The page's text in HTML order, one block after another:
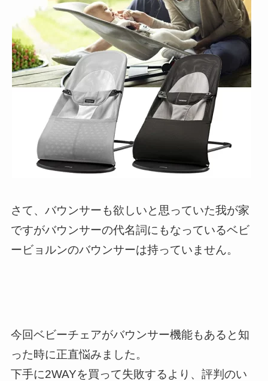
さて、バウンサーも欲しいと思っていた我が家
ですがバウンサーの代名詞にもなっているベビ
ービョルンのバウンサーは持っていません。
今回ベビーチェアがバウンサー機能もあると知
った時に正直悩みました。
下手に2WAYを買って失敗するより、評判のい